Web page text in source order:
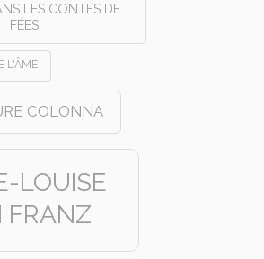
LES CONTES DE
FÉES
L'ÂME
COLONNA
LOUISE
FRANZ